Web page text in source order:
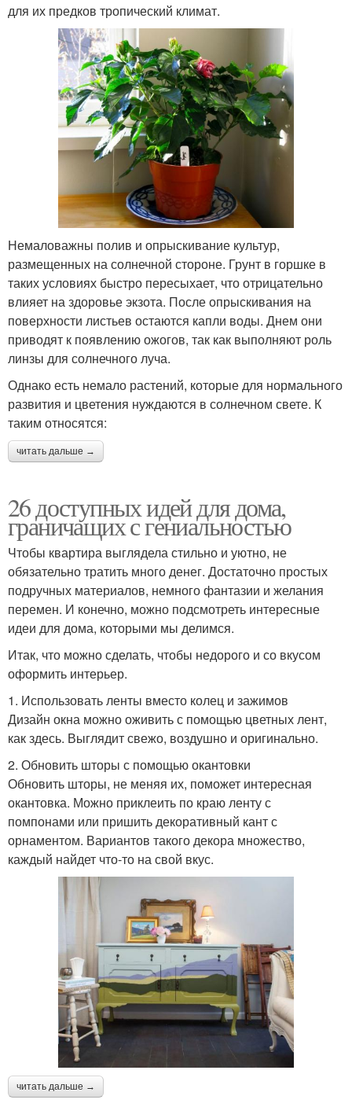
для их предков тропический климат.
Немаловажны полив и опрыскивание культур,
размещенных на солнечной стороне. Грунт в горшке в
таких условиях быстро пересыхает, что отрицательно
влияет на здоровье экзота. После опрыскивания на
поверхности листьев остаются капли воды. Днем они
приводят к появлению ожогов, так как выполняют роль
линзы для солнечного луча.
Однако есть немало растений, которые для нормального
развития и цветения нуждаются в солнечном свете. К
таким относятся:
читать дальше →
26 доступных идей для дома,
граничащих с гениальностью
Чтобы квартира выглядела стильно и уютно, не
обязательно тратить много денег. Достаточно простых
подручных материалов, немного фантазии и желания
перемен. И конечно, можно подсмотреть интересные
идеи для дома, которыми мы делимся.
Итак, что можно сделать, чтобы недорого и со вкусом
оформить интерьер.
1. Использовать ленты вместо колец и зажимов
Дизайн окна можно оживить с помощью цветных лент,
как здесь. Выглядит свежо, воздушно и оригинально.
2. Обновить шторы с помощью окантовки
Обновить шторы, не меняя их, поможет интересная
окантовка. Можно приклеить по краю ленту с
помпонами или пришить декоративный кант с
орнаментом. Вариантов такого декора множество,
каждый найдет что-то на свой вкус.
читать дальше →